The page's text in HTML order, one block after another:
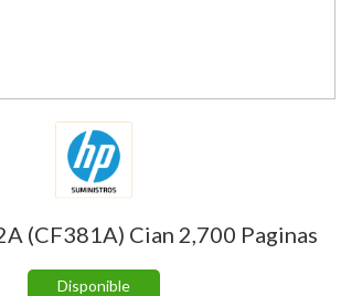
(CF381A) Cian 2,700 Paginas
Disponible